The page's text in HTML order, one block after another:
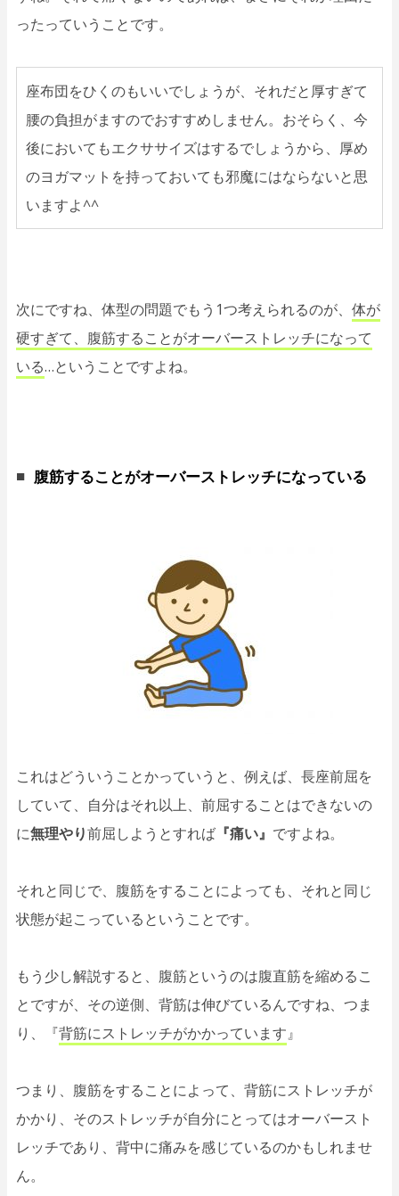
ったっていうことです。
座布団をひくのもいいでしょうが、それだと厚すぎて
腰の負担がますのでおすすめしません。おそらく、今
後においてもエクササイズはするでしょうから、厚め
のヨガマットを持っておいても邪魔にはならないと思
いますよ^^
次にですね、体型の問題でもう1つ考えられるのが、 体が
硬すぎて、腹筋することがオーバーストレッチになって
いる…ということですよね。
腹筋することがオーバーストレッチになっている
これはどういうことかっていうと、例えば、長座前屈を
していて、自分はそれ以上、前屈することはできないの
に無理やり前屈しようとすれば 『痛い』 ですよね。
それと同じで、腹筋をすることによっても、それと同じ
状態が起こっているということです。
もう少し解説すると、腹筋というのは腹直筋を縮めるこ
とですが、その逆側、背筋は伸びているんですね、つま
り、『背筋にストレッチがかかっています』
つまり、腹筋をすることによって、背筋にストレッチが
かかり、そのストレッチが自分にとってはオーバースト
レッチであり、背中に痛みを感じているのかもしれませ
ん。